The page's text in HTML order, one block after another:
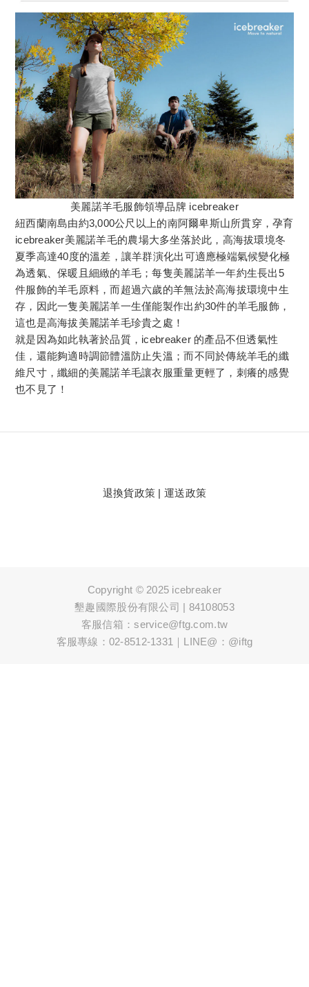
美麗諾羊毛服飾領導品牌 icebreaker
紐西蘭南島由約3,000公尺以上的南阿爾卑斯山所貫穿，孕育
icebreaker美麗諾羊毛的農場大多坐落於此，高海拔環境冬
夏季高達40度的溫差，讓羊群演化出可適應極端氣候變化極
為透氣、保暖且細緻的羊毛；每隻美麗諾羊一年約生長出5
件服飾的羊毛原料，而超過六歲的羊無法於高海拔環境中生
存，因此一隻美麗諾羊一生僅能製作出約30件的羊毛服飾，
這也是高海拔美麗諾羊毛珍貴之處！
就是因為如此執著於品質，icebreaker 的產品不但透氣性
佳，還能夠適時調節體溫防止失溫；而不同於傳統羊毛的纖
維尺寸，纖細的美麗諾羊毛讓衣服重量更輕了，刺癢的感覺
也不見了！
退換貨政策 |運送政策
Copyright © 2025 icebreaker
墾趣國際股份有限公司 | 84108053
客服信箱：service@ftg.com.tw
客服專線：02-8512-1331｜LINE@：@iftg